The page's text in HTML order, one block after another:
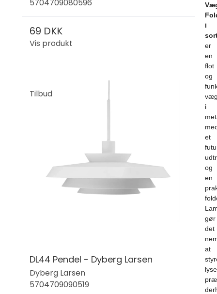
5704709080596
69 DKK
Vis produkt
Tilbud
DL44 Pendel - Dyberg Larsen
Dyberg Larsen
5704709090519
i
er
en
flot
og
i
et
og
en
gør
det
at